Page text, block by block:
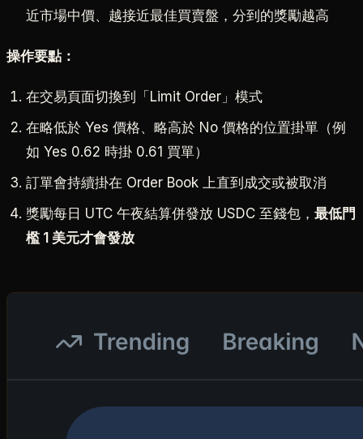
近市場中價、越接近最佳買賣盤，分到的獎勵越高
操作要點：
在交易頁面切換到「Limit Order」模式
在略低於 Yes 價格、略高於 No 價格的位置掛單（例
如 Yes 0.62 時掛 0.61 買單）
訂單會持續掛在 Order Book 上直到成交或被取消
獎勵每日 UTC 午夜結算併發放 USDC 至錢包， 最低門
檻 1 美元才會發放